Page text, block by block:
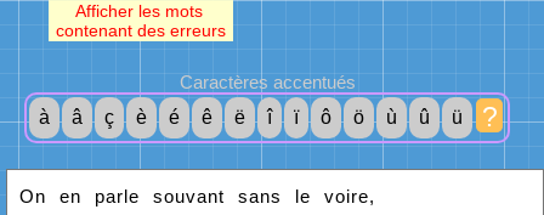
Afficher les mots
contenant des erreurs
Caractères accentués
à
â ç è é ê ë î ï ô ö ù û ü ?